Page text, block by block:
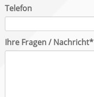
Telefon
Pflichtfeld
Ihre Fragen / Nachricht*